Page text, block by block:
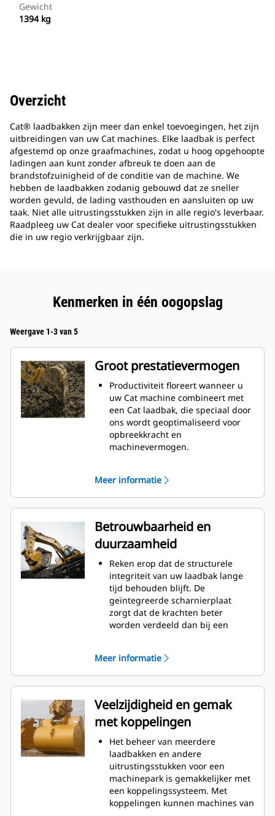
Gewicht
1394 kg
Overzicht
Cat® laadbakken zijn meer dan enkel toevoegingen, het zijn
uitbreidingen van uw Cat machines. Elke laadbak is perfect
afgestemd op onze graafmachines, zodat u hoog opgehoopte
ladingen aan kunt zonder afbreuk te doen aan de
brandstofzuinigheid of de conditie van de machine. We
hebben de laadbakken zodanig gebouwd dat ze sneller
worden gevuld, de lading vasthouden en aansluiten op uw
taak. Niet alle uitrustingsstukken zijn in alle regio's leverbaar.
Raadpleeg uw Cat dealer voor specifieke uitrustingsstukken
die in uw regio verkrijgbaar zijn.
Kenmerken in één oogopslag
Weergave 1-3 van 5
Groot prestatievermogen
Productiviteit floreert wanneer u
uw Cat machine combineert met
een Cat laadbak, die speciaal door
ons wordt geoptimaliseerd voor
opbreekkracht en
machinevermogen.
materiaalstroom in de laadbak. De
extra ruimte voor de hiel zorgt
ervoor dat de bodem van de
laadbak niet blijft slepen,
waardoor de onderhoudskosten
worden verminderd.
Het brandstofverbruik is het
hoogst tijdens het graven. Cat
laadbakken zijn ontworpen om
snel door materiaal te snijden en
de algehele operationele
efficiëntie van uw machine te
verbeteren.
tijd. De vorm van de laadbak en de
Meer informatie
Betrouwbaarheid en
duurzaamheid
Reken erop dat de structurele
integriteit van uw laadbak lange
tijd behouden blijft. De
geïntegreerde scharnierplaat
zorgt dat de krachten beter
worden verdeeld dan bij een
van schuurbestendig staal met
hoge sterkte, vooral bij
componenten die blootstaan aan
overmatige slijtage.
Bescherm de belangrijkste
gedeelten van uw laadbak die het
meest blootstaan aan slijtage met
Cat graafgereedschap (GET:
Ground Engaging Tools)
Hogere productie in veeleisende
toepassingen, betere penetratie in
bergen en snellere cyclustijden
met Cat ®Advansys™ -
Meer informatie
Veelzijdigheid en gemak
met koppelingen
Het beheer van meerdere
laadbakken en andere
uitrustingsstukken voor een
machinepark is gemakkelijker met
een koppelingssysteem. Met
koppelingen kunnen machines van